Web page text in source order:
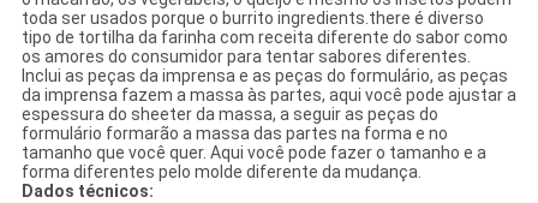
toda ser usados porque o burrito ingredients.there é diverso
tipo de tortilha da farinha com receita diferente do sabor como
os amores do consumidor para tentar sabores diferentes.
Inclui as peças da imprensa e as peças do formulário, as peças
da imprensa fazem a massa às partes, aqui você pode ajustar a
espessura do sheeter da massa, a seguir as peças do
formulário formarão a massa das partes na forma e no
tamanho que você quer. Aqui você pode fazer o tamanho e a
forma diferentes pelo molde diferente da mudança.
Dados técnicos: